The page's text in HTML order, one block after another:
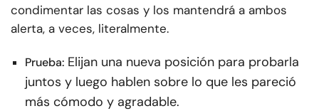
condimentar las cosas y los mantendrá a ambos
alerta, a veces, literalmente.
Prueba: Elijan una nueva posición para probarla
juntos y luego hablen sobre lo que les pareció
más cómodo y agradable.